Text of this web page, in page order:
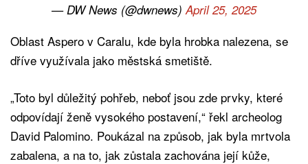
— DW News (@dwnews) April 25, 2025
Oblast Aspero v Caralu, kde byla hrobka nalezena, se
dříve využívala jako městská smetiště.
„Toto byl důležitý pohřeb, neboť jsou zde prvky, které
odpovídají ženě vysokého postavení,“ řekl archeolog
David Palomino. Poukázal na způsob, jak byla mrtvola
zabalena, a na to, jak zůstala zachována její kůže,